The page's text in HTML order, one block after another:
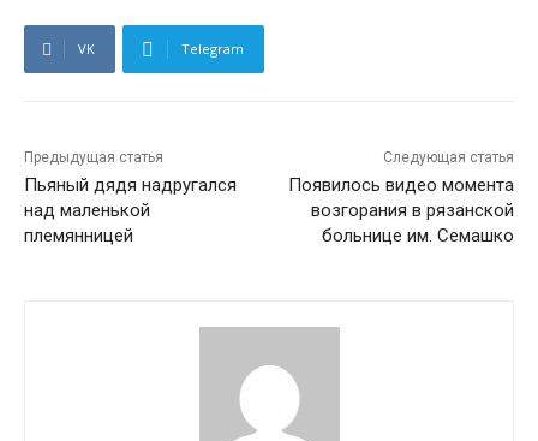
VK Telegram
Предыдущая статья
Пьяный дядя надругался
над маленькой
племянницей
Следующая статья
Появилось видео момента
возгорания в рязанской
больнице им. Семашко